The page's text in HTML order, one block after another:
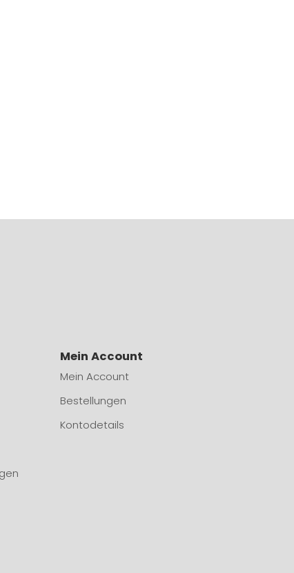
Mein Account
Mein Account
Bestellungen
Kontodetails